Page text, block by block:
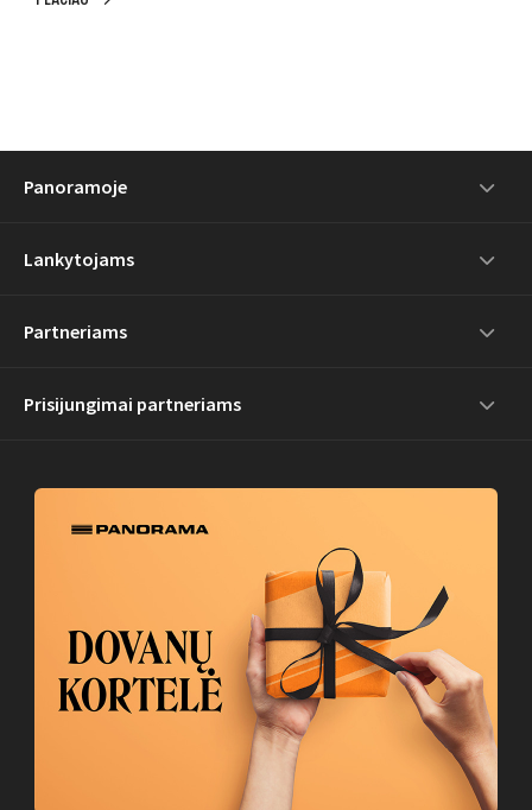
Panoramoje
Lankytojams
Partneriams
Prisijungimai partneriams